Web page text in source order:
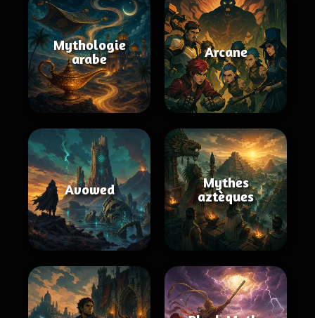
Mythologie
arabe
Arcane
Avowed
Mythes
aztèques